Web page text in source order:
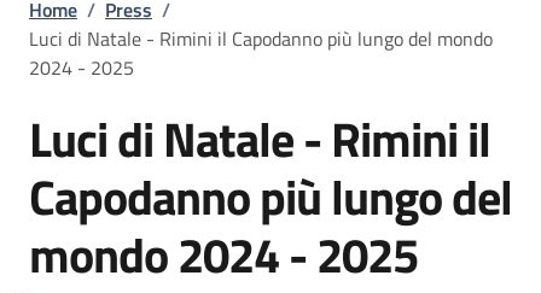
Home / Press /
Luci di Natale - Rimini il Capodanno più lungo del mondo
2024 - 2025
Luci di Natale - Rimini il
Capodanno più lungo del
mondo 2024 - 2025